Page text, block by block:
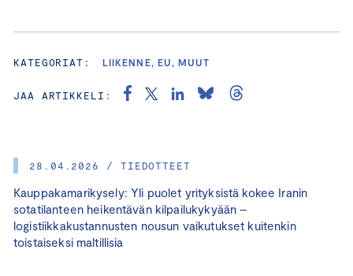
28.04.2026 / TIEDOTTEET
Kauppakamarikysely: Yli puolet yrityksistä kokee Iranin
sotatilanteen heikentävän kilpailukykyään –
logistiikkakustannusten nousun vaikutukset kuitenkin
toistaiseksi maltillisia
KATEGORIAT: LIIKENNE, EU, MUUT
JAA ARTIKKELI: